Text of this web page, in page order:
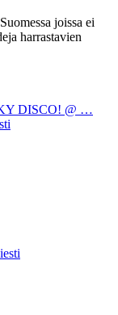
joissa ei
harrastavien
DISCO! @ …